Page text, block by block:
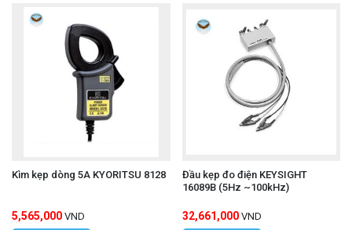
Kìm kẹp dòng 5A KYORITSU 8128
5,565,000 VND
Đầu kẹp đo điện KEYSIGHT
16089B (5Hz ~100kHz)
32,661,000 VND